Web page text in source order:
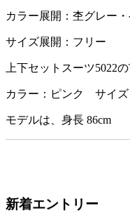
カラー展開：杢グレー・
サイズ展開：フリー
上下セットスーツ5022
カラー：ピンク サイズ
モデルは、身長 86cm
新着エントリー